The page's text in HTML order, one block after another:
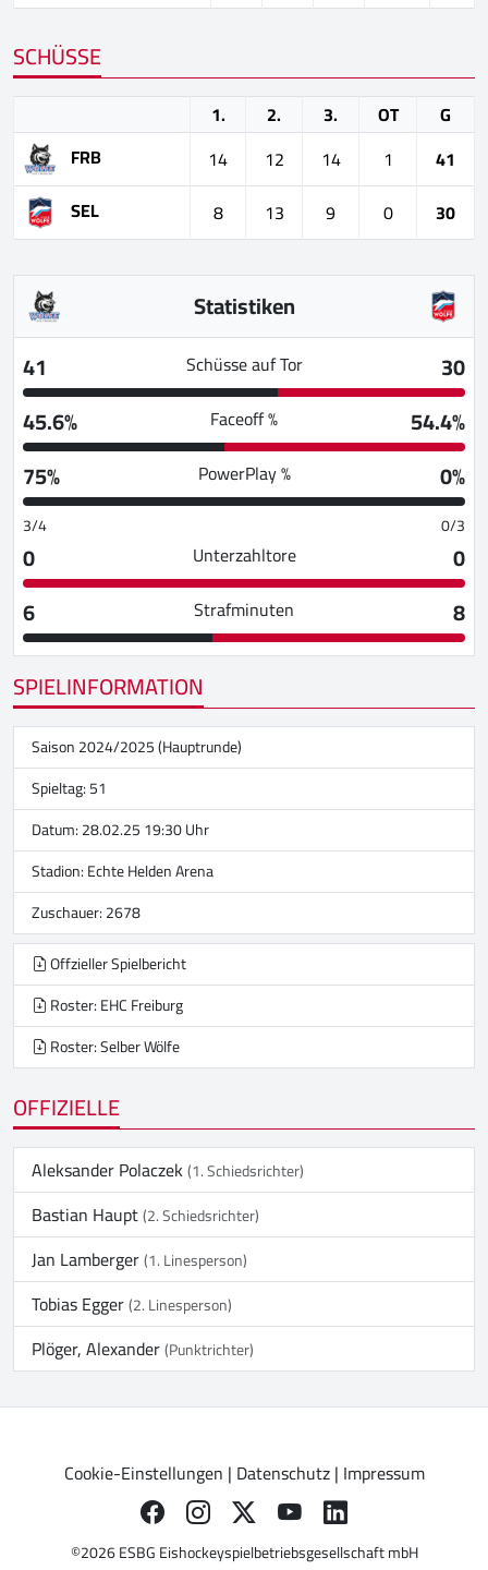
SCHÜSSE
1. 2. 3. OT
G
FRB
14 12 14 1
41
SEL
8 13 9 0 30
Statistiken
41
Schüsse auf Tor
30
45.6%
Faceoff %
54.4%
75%
PowerPlay % 0%
3/4 0/3
0 Unterzahltore
0
6
Strafminuten
8
SPIELINFORMATION
Saison 2024/2025 (Hauptrunde)
Spieltag: 51
Datum: 28.02.25 19:30 Uhr
Stadion:Echte Helden Arena
Zuschauer: 2678
Offzieller Spielbericht
Roster: EHC Freiburg
Roster: Selber Wölfe
OFFIZIELLE
Aleksander Polaczek(1. Schiedsrichter)
Bastian Haupt(2. Schiedsrichter)
Jan Lamberger(1. Linesperson)
Tobias Egger(2. Linesperson)
Plöger, Alexander(Punktrichter)
Cookie-Einstellungen | Datenschutz| Impressum
©2026 ESBG Eishockeyspielbetriebsgesellschaft mbH